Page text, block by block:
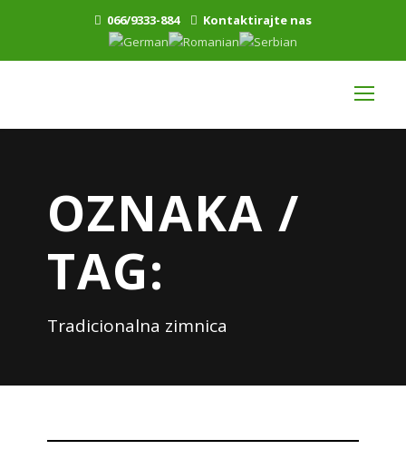
066/9333-884 Kontaktirajte nas
OZNAKA /
TAG:
Tradicionalna zimnica